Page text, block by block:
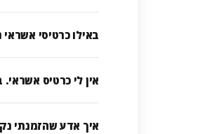
באילו כרטיסי אשראי
אין לי כרטיס אשראי.
איך אדע שהזמנתי